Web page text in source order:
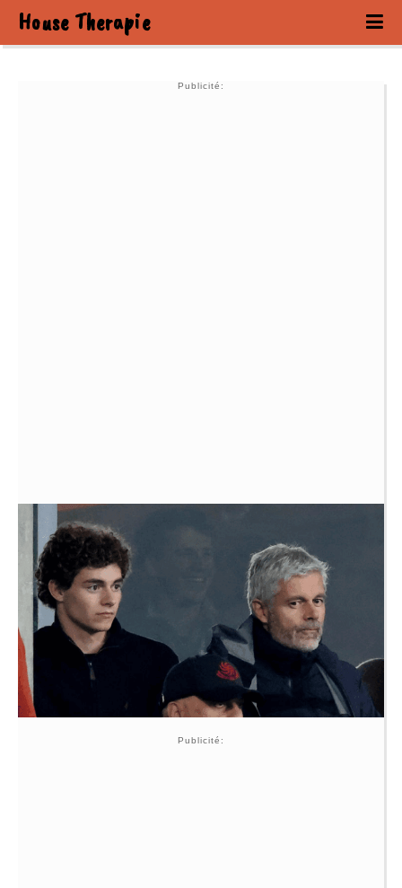
House Therapie
Publicité:
Publicité: